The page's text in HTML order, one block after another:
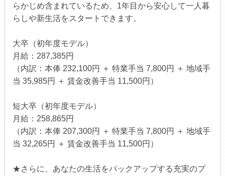
らかじめ含まれているため、1年目から安心して一人暮
らしや新生活をスタートできます。
大卒（初年度モデル）
月給：287,385円
（内訳：本俸 232,100円 ＋ 特業手当 7,800円 ＋ 地域手
当 35,985円 ＋ 賃金改善手当 11,500円）
短大卒（初年度モデル）
月給：258,865円
（内訳：本俸 207,300円 ＋ 特業手当 7,800円 ＋ 地域手
当 32,265円 ＋ 賃金改善手当 11,500円）
★さらに、あなたの生活をバックアップする充実のプ